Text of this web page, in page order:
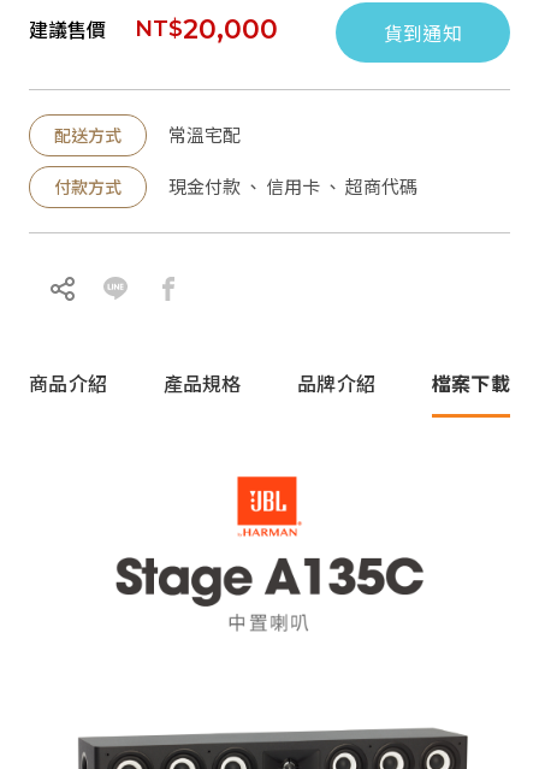
建議售價 NT$20,000 貨到通知
配送方式 常溫宅配
付款方式 現金付款 、 信用卡 、 超商代碼
商品介紹 產品規格 品牌介紹 檔案下載